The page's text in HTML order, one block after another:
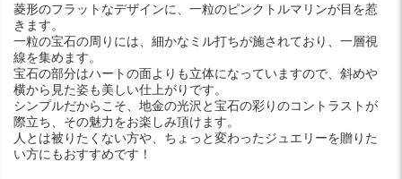
菱形のフラットなデザインに、一粒のピンクトルマリンが目を惹
きます。
一粒の宝石の周りには、細かなミル打ちが施されており、一層視
線を集めます。
宝石の部分はハートの面よりも立体になっていますので、斜めや
横から見た姿も美しい仕上がりです。
シンプルだからこそ、地金の光沢と宝石の彩りのコントラストが
際立ち、その魅力をお楽しみ頂けます。
人とは被りたくない方や、ちょっと変わったジュエリーを贈りた
い方にもおすすめです！